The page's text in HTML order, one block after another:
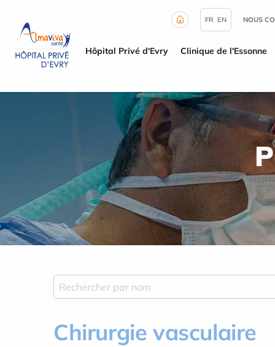
FR EN NOUS
Hôpital Privé d'Evry Clinique de l'Essonne
Chirurgie vasculaire